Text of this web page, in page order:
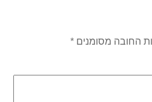
החובה מסומנים*